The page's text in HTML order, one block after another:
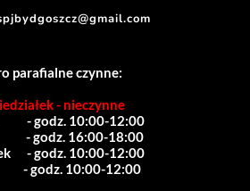
parafialne czynne:
- nieczynne
- godz. 10:00-12:00
- godz. 16:00-18:00
- godz. 10:00-12:00
- godz. 10:00-12:00